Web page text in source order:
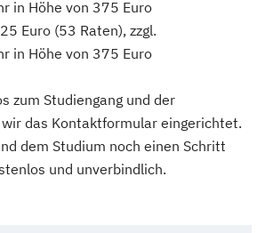
in Höhe von 375 Euro
Euro (53 Raten), zzgl.
in Höhe von 375 Euro
zum Studiengang und der
das Kontaktformular eingerichtet.
dem Studium noch einen Schritt
und unverbindlich.